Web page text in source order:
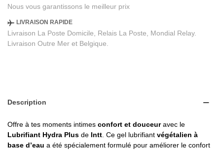
Nous vous garantissons le meilleur prix
LIVRAISON RAPIDE
Livraison La Poste Domicile, Relais La Poste, Mondial Relay.
Livraison Outre Mer et Belgique.
Description
Offre à tes moments intimes confort et douceuravec le
Lubrifiant Hydra Plus de Intt . Ce gel lubrifiant végétalien à
base d’eau a été spécialement formulé pour améliorer le confort